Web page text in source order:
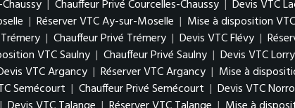
| Chauffeur Privé Courcelles-Chaussy | Devis VTC
| Réserver VTC Ay-sur-Moselle | Mise à disposition
| Chauffeur Privé Trémery | Devis VTC Flévy |
VTC Saulny | Chauffeur Privé Saulny | Devis VTC
VTC Argancy | Réserver VTC Argancy | Mise à
Semécourt | Chauffeur Privé Semécourt | Devis VTC